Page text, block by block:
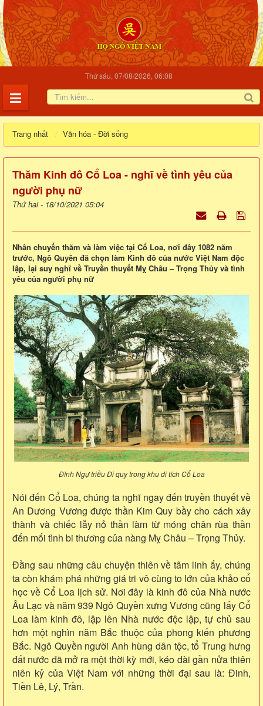
Thứ sáu, 07/08/2026, 06:08
Trang nhất Văn hóa - Đời sống
Thăm Kinh đô Cổ Loa - nghĩ về tình yêu của
người phụ nữ
Thứ hai - 18/10/2021 05:04
Nhân chuyến thăm và làm việc tại Cổ Loa, nơi đây 1082 năm
trước, Ngô Quyền đã chọn làm Kinh đô của nước Việt Nam độc
lập, lại suy nghĩ về Truyền thuyết Mỵ Châu – Trọng Thủy và tình
yêu của người phụ nữ
Đình Ngự triều Di quy trong khu di tích Cổ Loa
Nói đến Cổ Loa, chúng ta nghĩ ngay đến truyền thuyết về
An Dương Vương được thần Kim Quy bầy cho cách xây
thành và chiếc lẫy nỏ thần làm từ móng chân rùa thần
đến mối tình bi thương của nàng Mỵ Châu – Trọng Thủy.
Đằng sau những câu chuyện thiên về tâm linh ấy, chúng
ta còn khám phá những giá tri vô cùng to lớn của khảo cổ
học về Cổ Loa lịch sử. Nơi đây là kinh đô của Nhà nước
Âu Lạc và năm 939 Ngô Quyền xưng Vương cũng lấy Cổ
Loa làm kinh đô, lập lên Nhà nước độc lập, tự chủ sau
hơn một nghìn năm Bắc thuộc của phong kiến phương
Bắc. Ngô Quyền người Anh hùng dân tộc, tổ Trung hưng
đất nước đã mở ra một thời kỳ mới, kéo dài gần nửa thiên
niên kỷ của Việt Nam với những thời đại sau là: Đinh,
Tiền Lê, Lý, Trần.